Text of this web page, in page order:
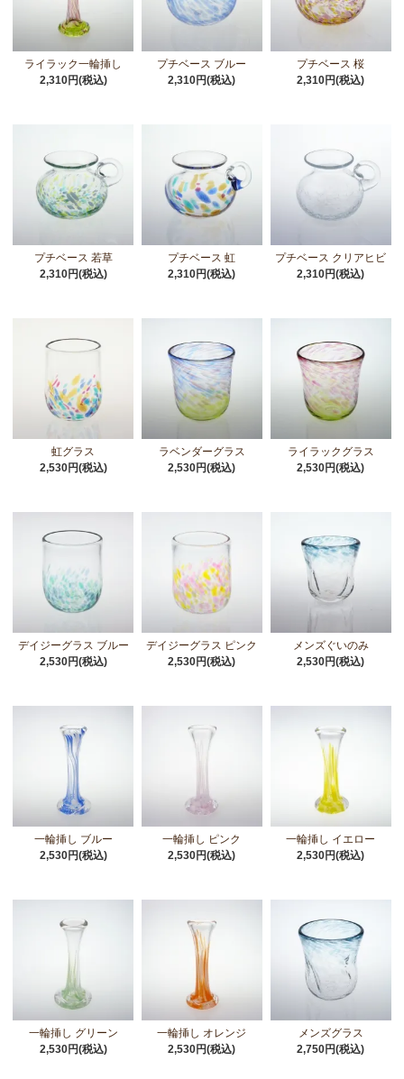
ライラック一輪挿し
2,310円(税込)
プチベース ブルー
2,310円(税込)
プチベース 桜
2,310円(税込)
プチベース 若草
2,310円(税込)
プチベース 虹
2,310円(税込)
プチベース クリアヒビ
2,310円(税込)
虹グラス
2,530円(税込)
ラベンダーグラス
2,530円(税込)
ライラックグラス
2,530円(税込)
デイジーグラス ブルー
2,530円(税込)
デイジーグラス ピンク
2,530円(税込)
メンズぐいのみ
2,530円(税込)
一輪挿し ブルー
2,530円(税込)
一輪挿し ピンク
2,530円(税込)
一輪挿し イエロー
2,530円(税込)
一輪挿し グリーン
2,530円(税込)
一輪挿し オレンジ
2,530円(税込)
メンズグラス
2,750円(税込)